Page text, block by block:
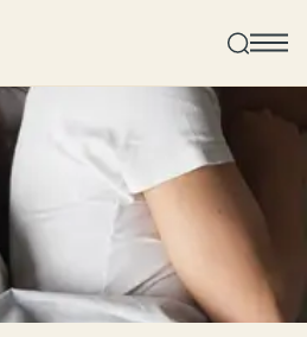
bei Ihnen zu Hause!